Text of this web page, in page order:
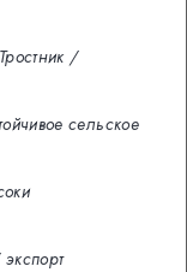
Тростник /
сельское